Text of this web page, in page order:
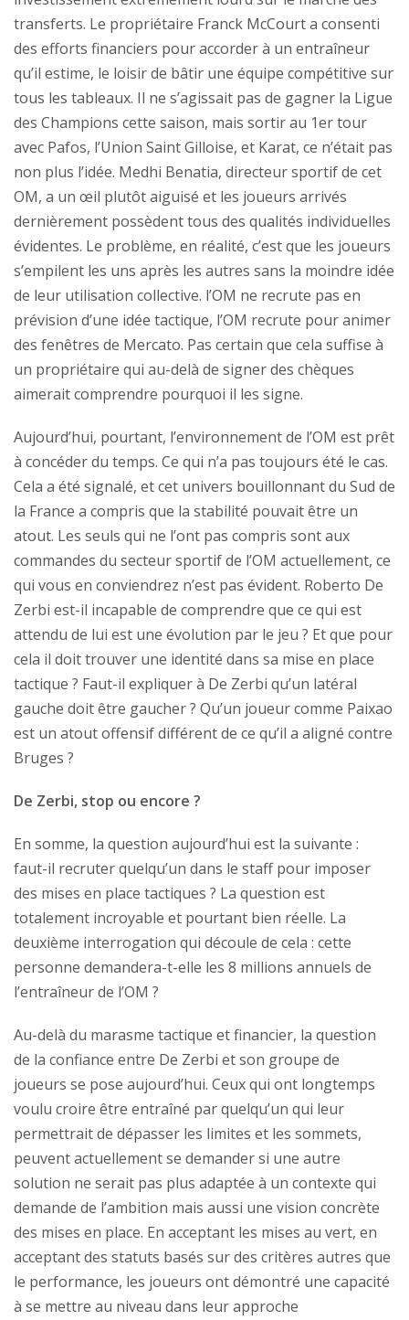
transferts. Le propriétaire Franck McCourt a consenti
des efforts financiers pour accorder à un entraîneur
qu’il estime, le loisir de bâtir une équipe compétitive sur
tous les tableaux. Il ne s’agissait pas de gagner la Ligue
des Champions cette saison, mais sortir au 1er tour
avec Pafos, l’Union Saint Gilloise, et Karat, ce n’était pas
non plus l’idée. Medhi Benatia, directeur sportif de cet
OM, a un œil plutôt aiguisé et les joueurs arrivés
dernièrement possèdent tous des qualités individuelles
évidentes. Le problème, en réalité, c’est que les joueurs
s’empilent les uns après les autres sans la moindre idée
de leur utilisation collective. l’OM ne recrute pas en
prévision d’une idée tactique, l’OM recrute pour animer
des fenêtres de Mercato. Pas certain que cela suffise à
un propriétaire qui au-delà de signer des chèques
aimerait comprendre pourquoi il les signe.
Aujourd’hui, pourtant, l’environnement de l’OM est prêt
à concéder du temps. Ce qui n’a pas toujours été le cas.
Cela a été signalé, et cet univers bouillonnant du Sud de
la France a compris que la stabilité pouvait être un
atout. Les seuls qui ne l’ont pas compris sont aux
commandes du secteur sportif de l’OM actuellement, ce
qui vous en conviendrez n’est pas évident. Roberto De
Zerbi est-il incapable de comprendre que ce qui est
attendu de lui est une évolution par le jeu ? Et que pour
cela il doit trouver une identité dans sa mise en place
tactique ? Faut-il expliquer à De Zerbi qu’un latéral
gauche doit être gaucher ? Qu’un joueur comme Paixao
est un atout offensif différent de ce qu’il a aligné contre
Bruges ?
De Zerbi, stop ou encore ?
En somme, la question aujourd’hui est la suivante :
faut-il recruter quelqu’un dans le staff pour imposer
des mises en place tactiques ? La question est
totalement incroyable et pourtant bien réelle. La
deuxième interrogation qui découle de cela : cette
personne demandera-t-elle les 8 millions annuels de
l’entraîneur de l’OM ?
Au-delà du marasme tactique et financier, la question
de la confiance entre De Zerbi et son groupe de
joueurs se pose aujourd’hui. Ceux qui ont longtemps
voulu croire être entraîné par quelqu’un qui leur
permettrait de dépasser les limites et les sommets,
peuvent actuellement se demander si une autre
solution ne serait pas plus adaptée à un contexte qui
demande de l’ambition mais aussi une vision concrète
des mises en place. En acceptant les mises au vert, en
acceptant des statuts basés sur des critères autres que
le performance, les joueurs ont démontré une capacité
à se mettre au niveau dans leur approche